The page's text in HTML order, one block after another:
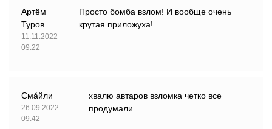
Артём
Туров
11.11.2022
09:22
Просто бомба взлом! И вообще очень
крутая приложуха!
Смåйли
26.09.2022
09:42
хвалю автаров взломка четко все
продумали